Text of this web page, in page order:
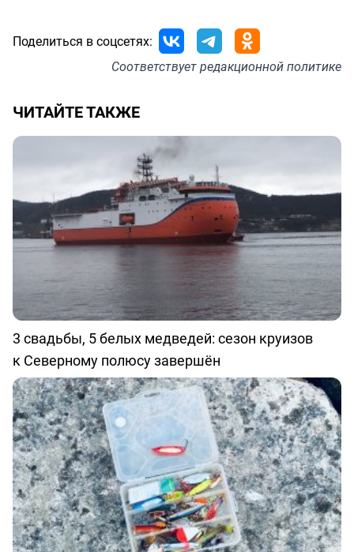
Поделиться в соцсетях:
Соответствуетредакционной политике
ЧИТАЙТЕ ТАКЖЕ
3 свадьбы, 5 белых медведей: сезон круизов
к Северному полюсу завершён